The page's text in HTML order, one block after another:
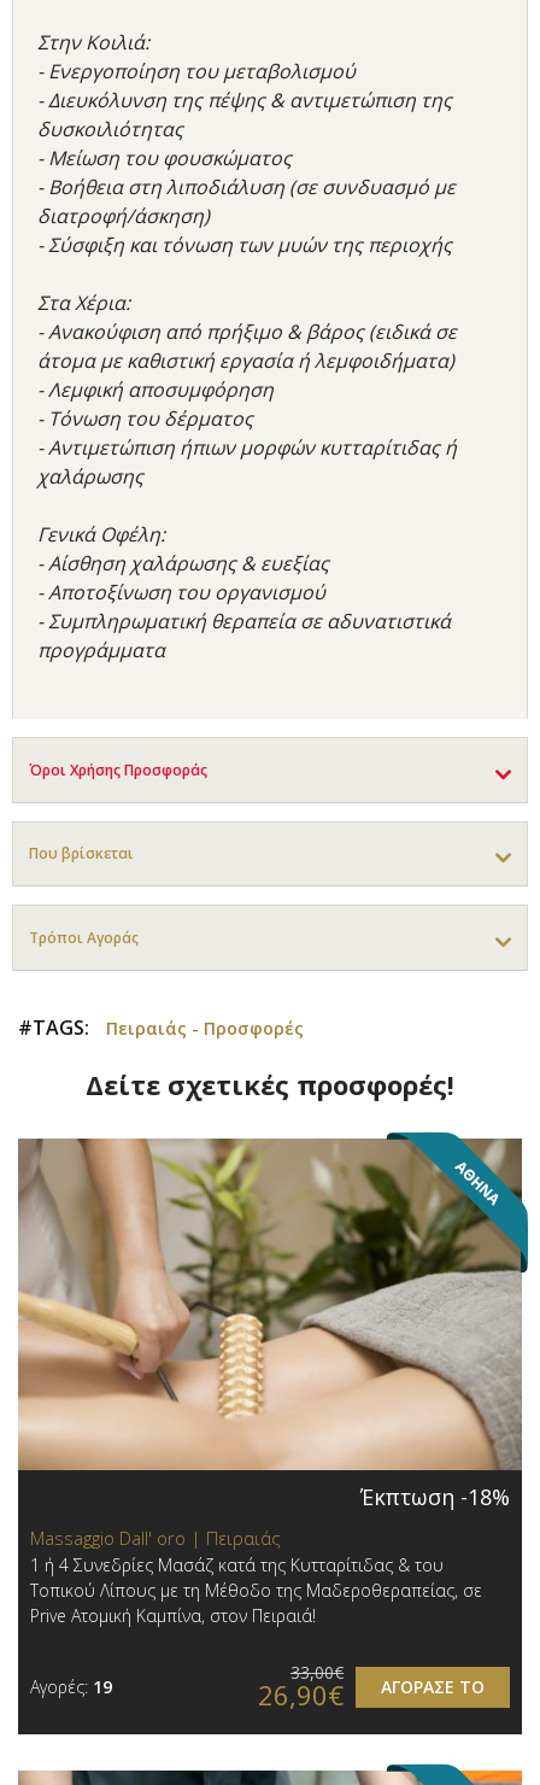
Στην Κοιλιά:
- Ενεργοποίηση του μεταβολισμού
- Διευκόλυνση της πέψης & αντιμετώπιση της
δυσκοιλιότητας
- Μείωση του φουσκώματος
- Βοήθεια στη λιποδιάλυση (σε συνδυασμό με
διατροφή/άσκηση)
- Σύσφιξη και τόνωση των μυών της περιοχής
Στα Χέρια:
- Ανακούφιση από πρήξιμο & βάρος (ειδικά σε
άτομα με καθιστική εργασία ή λεμφοιδήματα)
- Λεμφική αποσυμφόρηση
- Τόνωση του δέρματος
- Αντιμετώπιση ήπιων μορφών κυτταρίτιδας ή
χαλάρωσης
Γενικά Οφέλη:
- Αίσθηση χαλάρωσης & ευεξίας
- Αποτοξίνωση του οργανισμού
- Συμπληρωματική θεραπεία σε αδυνατιστικά
προγράμματα
Όροι Χρήσης Προσφοράς
Που βρίσκεται
Τρόποι Αγοράς
#TAGS: Πειραιάς - Προσφορές
Δείτε σχετικές προσφορές!
Έκπτωση -18%
Massaggio Dall' oro | Πειραιάς
1 ή 4 Συνεδρίες Μασάζ κατά της Κυτταρίτιδας & του
Τοπικού Λίπους με τη Μέθοδο της Μαδεροθεραπείας, σε
Prive Ατομική Καμπίνα, στον Πειραιά!
Αγορές: 19 ΑΓΟΡΑΣΕ ΤΟ
33,00€
26,90€